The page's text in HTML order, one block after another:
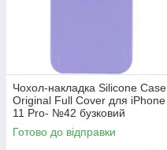
Чохол-накладка Silicone Case
Original Full Cover для iPhone
11 Pro- №42 бузковий
Готово до відправки